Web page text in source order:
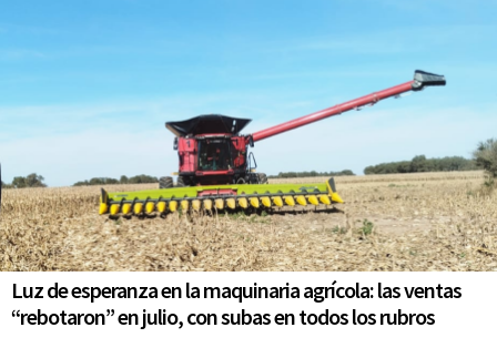
Luz de esperanza en la maquinaria agrícola: las ventas
“rebotaron” en julio, con subas en todos los rubros